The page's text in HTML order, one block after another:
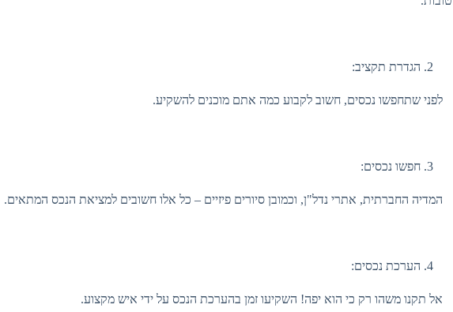
הגדרת תקציב:
לפני שתחפשו נכסים, חשוב לקבוע כמה אתם מוכנים להשקיע.
חפשו נכסים:
המדיה החברתית, אתרי נדל"ן, וכמובן סיורים פיזיים – כל אלו חשובים למציאת הנכס המתאים.
הערכת נכסים:
אל תקנו משהו רק כי הוא יפה! השקיעו זמן בהערכת הנכס על ידי איש מקצוע.